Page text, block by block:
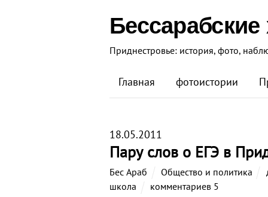
Бессарабские
Приднестровье: история, фото,
Главная фотоистории
18.05.2011
Пару слов о ЕГЭ в
Бес Араб Общество и политика
школа
комментариев 5